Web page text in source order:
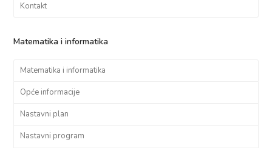
Kontakt
Matematika i informatika
Matematika i informatika
Opće informacije
Nastavni plan
Nastavni program